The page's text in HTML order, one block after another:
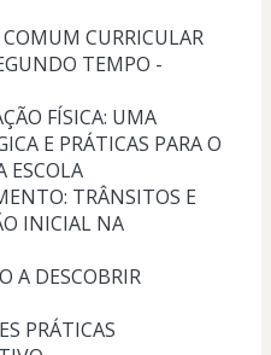
CURRICULAR
TEMPO -
FÍSICA: UMA
E PRÁTICAS PARA O
ESCOLA
TRÂNSITOS E
INICIAL NA
A DESCOBRIR
PRÁTICAS